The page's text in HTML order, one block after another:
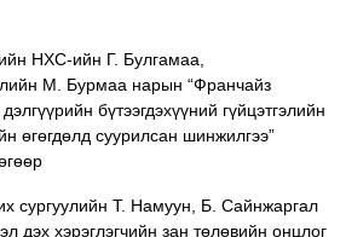
НХС-ийн Г. Булгамаа,
М. Бурмаа нарын “Франчайз
бүтээгдэхүүний гүйцэтгэлийн
өгөгдөлд суурилсан шинжилгээ”
сургуулийн Т. Намуун, Б. Сайнжаргал
дэх хэрэглэгчийн зан төлөвийн онцлог